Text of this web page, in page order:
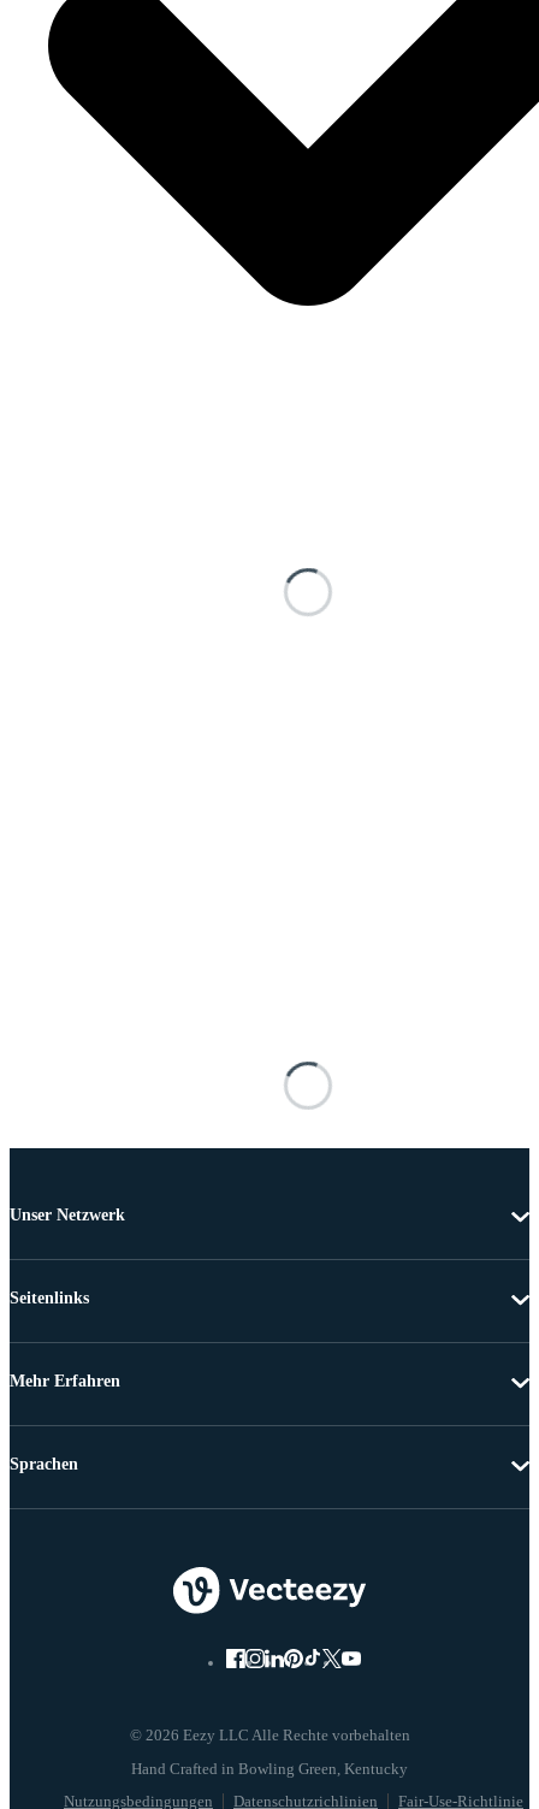
Unser Netzwerk
Seitenlinks
Mehr Erfahren
© 2026 Eezy LLC Alle Rechte vorbehalten
Nutzungsbedingungen Datenschutzrichlinien Fair-Use-Richtlinie
Sprachen